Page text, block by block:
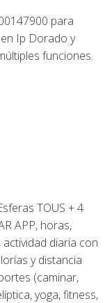
para
Ip Dorado y
funciones.
TOUS + 4
APP, horas,
actividad diaria con
y distancia
(caminar,
yoga, fitness,